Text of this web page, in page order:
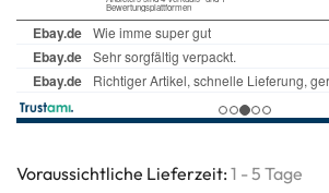
Voraussichtliche Lieferzeit: 1 - 5 Tage